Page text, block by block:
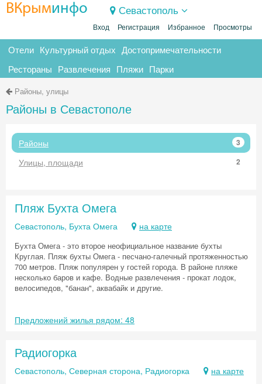
ВКрыминфо Севастополь
Вход Регистрация Избранное Просмотры
Отели Культурный отдых Достопримечательности
Рестораны Развлечения Пляжи Парки
Районы, улицы
Районы в Севастополе
Районы 3
Улицы, площади 2
Пляж Бухта Омега
Севастополь, Бухта Омега на карте
Бухта Омега - это второе неофициальное название бухты
Круглая. Пляж бухты Омега - песчано-галечный протяженностью
700 метров. Пляж популярен у гостей города. В районе пляже
несколько баров и кафе. Водные развлечения - прокат лодок,
велосипедов, "банан", аквабайк и другие.
Предложений жилья рядом: 48
Радиогорка
Севастополь, Северная сторона, Радиогорка на карте